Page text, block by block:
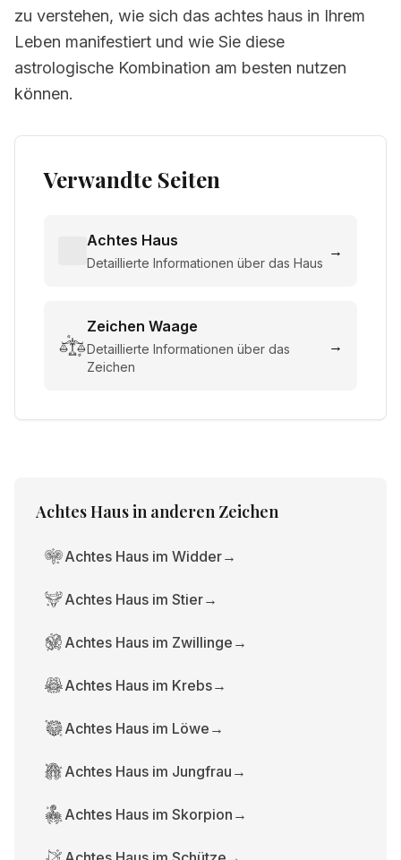
zu verstehen, wie sich das achtes haus in Ihrem
Leben manifestiert und wie Sie diese
astrologische Kombination am besten nutzen
können.
Verwandte Seiten
Achtes Haus
Detaillierte Informationen über das Haus
→
Zeichen Waage
Detaillierte Informationen über das
Zeichen
→
Achtes Hausin anderen Zeichen
Achtes Haus im Widder→
Achtes Haus im Stier→
Achtes Haus im Zwillinge →
Achtes Haus im Krebs→
Achtes Haus im Löwe →
Achtes Haus im Jungfrau →
Achtes Haus im Skorpion →